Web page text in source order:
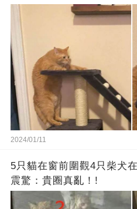
2024/01/11
5只貓在窗前圍觀4只柴犬
震驚：貴圈真亂！!